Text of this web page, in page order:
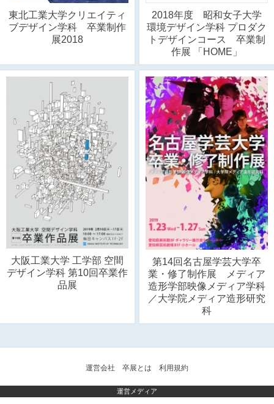
東北工業大学クリエイティ
ブデザイン学科 卒業制作
展2018
2018年度 昭和女子大学
環境デザイン学科 プロダク
トデザインコース 卒業制
作展 「HOME」
大阪工業大学 工学部 空間
デザイン学科 第10回卒業作
品展
第14回名古屋学芸大学卒
業・修了制作展 メディア
造形学部映像メディア学科
／大学院メディア造形研究
科
運営会社 卒展とは 利用規約
運営メディア